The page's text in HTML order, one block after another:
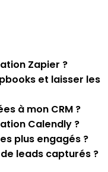
Zapier ?
et laisser les
à mon CRM ?
Calendly ?
plus engagés ?
leads capturés ?